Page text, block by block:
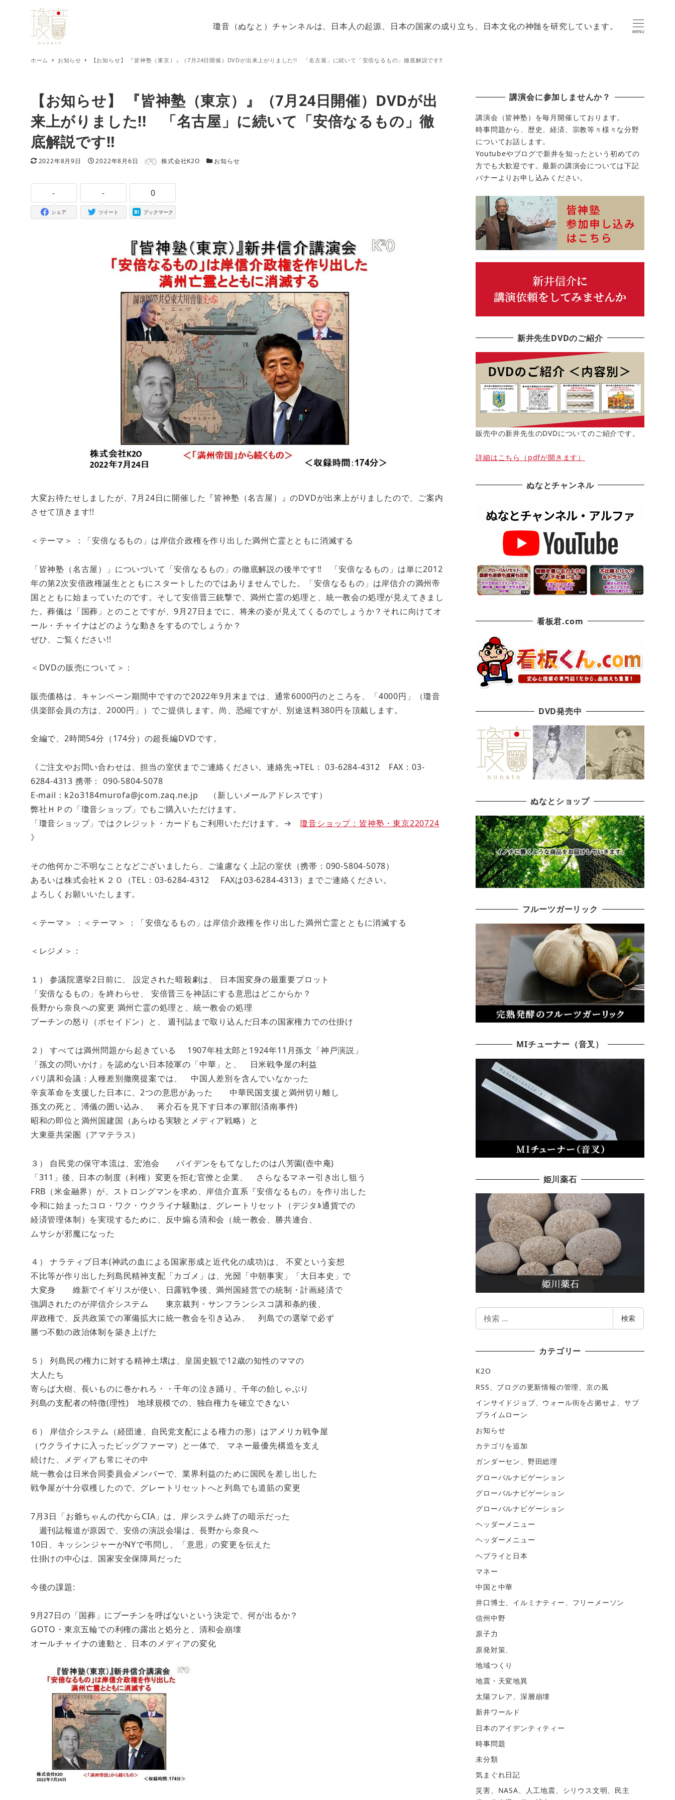
瓊音（ぬなと）チャンネルは、日本人の起源、日本の国家の成り立ち、日本文化の神髄を研究しています。
MENU
ホーム お知らせ 【お知らせ】 『皆神塾（東京）』（7月24日開催）DVDが出来上がりました!! 「名古屋」に続いて「安倍なるもの」徹底解説です‼
【お知らせ】 『皆神塾（東京）』（7月24日開催）DVDが出
来上がりました!! 「名古屋」に続いて「安倍なるもの」徹
底解説です‼
更新日
2022年8月9日 投稿日
2022年8月6日 著者 株式会社K2O カテゴリー
お知らせ
-
シェア
-
ツイート
0
ブックマーク
大変お待たせしましたが、7月24日に開催した『皆神塾（名古屋）』のDVDが出来上がりましたので、ご案内
させて頂きます!!
＜テーマ＞ ：「安倍なるもの」は岸信介政権を作り出した満州亡霊とともに消滅する
「皆神塾（名古屋）」についづいて「安倍なるもの」の徹底解説の後半です‼ 「安倍なるもの」は単に2012
年の第2次安倍政権誕生とともにスタートしたのではありませんでした。「安倍なるもの」は岸信介の満州帝
国とともに始まっていたのです。そして安倍晋三銃撃で、満州亡霊の処理と、統一教会の処理が見えてきまし
た。葬儀は「国葬」とのことですが、9月27日までに、将来の姿が見えてくるのでしょうか？それに向けてオ
ール・チャイナはどのような動きをするのでしょうか？
ぜひ、ご覧ください!!
＜DVDの販売について＞：
販売価格は、キャンペーン期間中ですので2022年9月末までは、通常6000円のところを、「4000円」（瓊音
倶楽部会員の方は、2000円」）でご提供します。尚、恐縮ですが、別途送料380円を頂戴します。
全編で、2時間54分（174分）の超長編DVDです。
《ご注文やお問い合わせは、担当の室伏までご連絡ください。連絡先→TEL： 03-6284-4312 FAX：03-
6284-4313 携帯： 090-5804-5078
E-mail：k2o3184murofa@jcom.zaq.ne.jp （新しいメールアドレスです）
弊社ＨＰの「瓊音ショップ」でもご購入いただけます。
「瓊音ショップ」ではクレジット・カードもご利用いただけます。→瓊音ショップ：皆神塾・東京220724
》
その他何かご不明なことなどございましたら、ご遠慮なく上記の室伏（携帯：090-5804-5078）
あるいは株式会社Ｋ２Ｏ（TEL：03-6284-4312 FAXは03-6284-4313）までご連絡ください。
よろしくお願いいたします。
＜テーマ＞ ：＜テーマ＞ ：「安倍なるもの」は岸信介政権を作り出した満州亡霊とともに消滅する
＜レジメ＞：
１） 参議院選挙2日前に、 設定された暗殺劇は、 日本国変身の最重要プロット
「安倍なるもの」を終わらせ、 安倍晋三を神話にする意思はどこからか？
長野から奈良への変更 満州亡霊の処理と、統一教会の処理
プーチンの怒り（ポセイドン）と、 週刊誌まで取り込んだ日本の国家権力での仕掛け
２） すべては満州問題から起きている 1907年桂太郎と1924年11月孫文「神戸演説」
「孫文の問いかけ」を認めない日本陸軍の「中華」と、 日米戦争屋の利益
パリ講和会議：人種差別撤廃提案では、 中国人差別を含んでいなかった
辛亥革命を支援した日本に、2つの意思があった 中華民国支援と満州切り離し
孫文の死と、溥儀の囲い込み、 蒋介石を見下す日本の軍部(済南事件)
昭和の即位と満州国建国（あらゆる実験とメディア戦略）と
大東亜共栄圏（アマテラス）
３） 自民党の保守本流は、宏池会 バイデンをもてなしたのは八芳園(壺中庵)
「311」後、日本の制度（利権）変更を拒む官僚と企業、 さらなるマネー引き出し狙う
FRB（米金融界）が、ストロングマンを求め、岸信介直系『安倍なるもの』を作り出した
令和に始まったコロ・ワク・ウクライナ騒動は、グレートリセット（デジタﾙ通貨での
経済管理体制）を実現するために、反中煽る清和会（統一教会、勝共連合、
ムサシが邪魔になった
４） ナラティブ日本(神武の血による国家形成と近代化の成功)は、 不変という妄想
不比等が作り出した列島民精神支配「カゴメ」は、光圀「中朝事実」「大日本史」で
大変身 維新でイギリスが使い、日露戦争後、満州国経営での統制・計画経済で
強調されたのが岸信介システム 東京裁判・サンフランシスコ講和条約後、
岸政権で、反共政策での軍備拡大に統一教会を引き込み、 列島での選挙で必ず
勝つ不動の政治体制を築き上げた
５） 列島民の権力に対する精神土壌は、皇国史観で12歳の知性のママの
大人たち
寄らば大樹、長いものに巻かれろ・・千年の泣き踊り、千年の飴しゃぶり
列島の支配者の特徴(理性) 地球規模での、独自権力を確立できない
６） 岸信介システム（経団連、自民党支配による権力の形）はアメリカ戦争屋
（ウクライナに入ったビッグファーマ）と一体で、 マネー最優先構造を支え
続けた、メディアも常にその中
統一教会は日米合同委員会メンバーで、業界利益のために国民を差し出した
戦争屋が十分収穫したので、グレートリセットへと列島でも道筋の変更
7月3日「お爺ちゃんの代からCIA」は、岸システム終了の暗示だった
週刊誌報道が原因で、安倍の演説会場は、長野から奈良へ
10日、キッシンジャーがNYで弔問し、「意思」の変更を伝えた
仕掛けの中心は、国家安全保障局だった
今後の課題:
9月27日の「国葬」にプーチンを呼ばないという決定で、何が出るか？
GOTO・東京五輪での利権の露出と処分と、清和会崩壊
オールチャイナの連動と、日本のメディアの変化
講演会に参加しませんか？
講演会（皆神塾）を毎月開催しております。
時事問題から、歴史、経済、宗教等々様々な分野
についてお話します。
Youtubeやブログで新井を知ったという初めての
方でも大歓迎です。最新の講演会については下記
バナーよりお申し込みください。
新井先生DVDのご紹介
販売中の新井先生のDVDについてのご紹介です。
詳細はこちら（pdfが開きます）
ぬなとチャンネル
看板君.com
DVD発売中
ぬなとショップ
フルーツガーリック
MIチューナー（音叉）
姫川薬石
検
検索
カテゴリー
K2O
RSS、ブログの更新情報の管理、京の風
インサイドジョブ、ウォール街を占拠せよ、サブ
プライムローン
お知らせ
カテゴリを追加
ガンダーセン、野田総理
グローバルナビゲーション
グローバルナビゲーション
グローバルナビゲーション
ヘッダーメニュー
ヘッダーメニュー
ヘブライと日本
マネー
中国と中華
井口博士、イルミナティー、フリーメーソン
信州中野
原子力
原発対策、
地域つくり
地震・天変地異
太陽フレア、深層崩壊
新井ワールド
日本のアイデンティティー
時事問題
未分類
気まぐれ日記
災害、NASA、人工地震、シリウス文明、民主